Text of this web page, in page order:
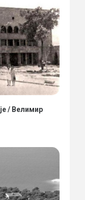
/ Велимир